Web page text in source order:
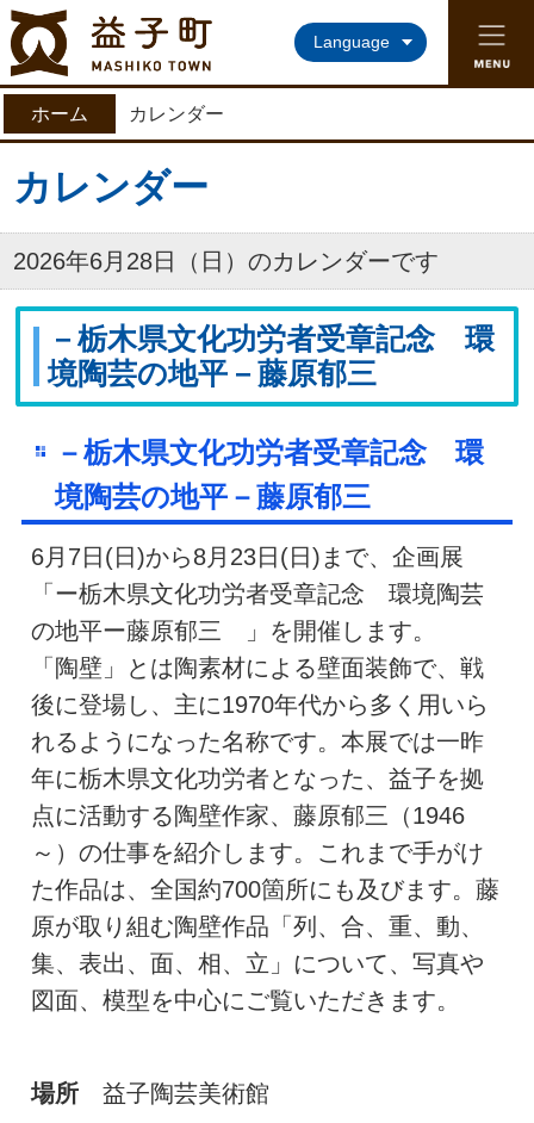
益子町ホームページ
Language
ホーム カレンダー
カレンダー
2026年6月28日（日）のカレンダーです
－栃木県文化功労者受章記念 環
境陶芸の地平－藤原郁三
－栃木県文化功労者受章記念 環
境陶芸の地平－藤原郁三
6月7日(日)から8月23日(日)まで、企画展
「ー栃木県文化功労者受章記念 環境陶芸
の地平ー藤原郁三 」を開催します。
「陶壁」とは陶素材による壁面装飾で、戦
後に登場し、主に1970年代から多く用いら
れるようになった名称です。本展では一昨
年に栃木県文化功労者となった、益子を拠
点に活動する陶壁作家、藤原郁三（1946
～）の仕事を紹介します。これまで手がけ
た作品は、全国約700箇所にも及びます。藤
原が取り組む陶壁作品「列、合、重、動、
集、表出、面、相、立」について、写真や
図面、模型を中心にご覧いただきます。
場所益子陶芸美術館